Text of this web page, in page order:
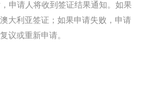
申请人将收到签证结果通知。如果
大利亚签证；如果申请失败，申请
议或重新申请。